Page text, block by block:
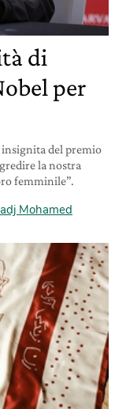
di
per
insignita del premio
la nostra
femminile”.
Mohamed